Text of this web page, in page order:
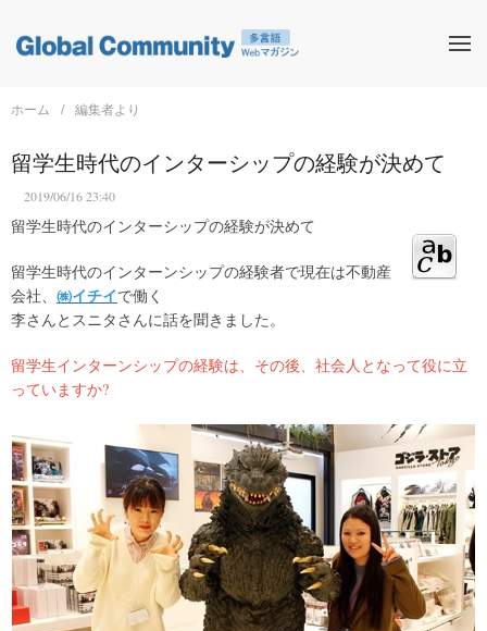
ホーム 編集者より
留学生時代のインターシップの経験が決めて
2019/06/16 23:40
留学生時代のインターシップの経験が決めて
留学生時代のインターンシップの経験者で現在は不動産
会社、 ㈱イチイで働く
李さんとスニタさんに話を聞きました。
留学生インターンシップの経験は、その後、社会人となって役に立
っていますか?